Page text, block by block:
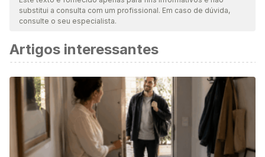
atualidade e validade. A bibliografia deste artigo foi
cientificamente.
Panahi Y, Kianpour P, Mohtashami R, Atkin SL, Butler AE,
Jafari R, Badeli R, Sahebkar A. Efficacy of artichoke leaf
extract in non-alcoholic fatty liver disease: A pilot double-
blind randomized controlled trial. Phytother Res. 2018
Jul;32(7):1382-1387. doi: 10.1002/ptr.6073. Epub 2018 Mar 9.
PMID: 29520889.
substitui a consulta com um profissional. Em caso de dúvida,
consulte o seu especialista.
Artigos interessantes